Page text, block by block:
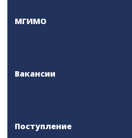
МГИМО
Вакансии
Поступление